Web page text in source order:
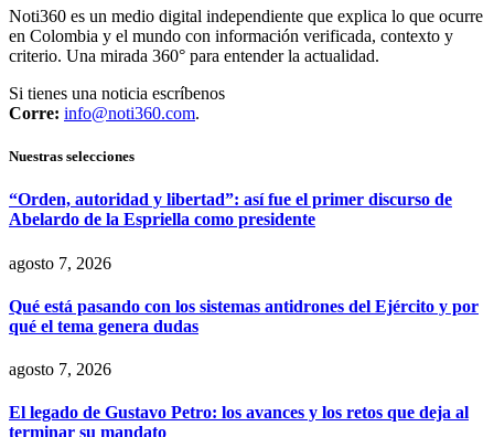
Noti360 es un medio digital independiente que explica lo que ocurre
en Colombia y el mundo con información verificada, contexto y
criterio. Una mirada 360° para entender la actualidad.
Si tienes una noticia escríbenos
Corre: info@noti360.com.
Nuestras selecciones
“Orden, autoridad y libertad”: así fue el primer discurso de
Abelardo de la Espriella como presidente
agosto 7, 2026
Qué está pasando con los sistemas antidrones del Ejército y por
qué el tema genera dudas
agosto 7, 2026
El legado de Gustavo Petro: los avances y los retos que deja al
terminar su mandato